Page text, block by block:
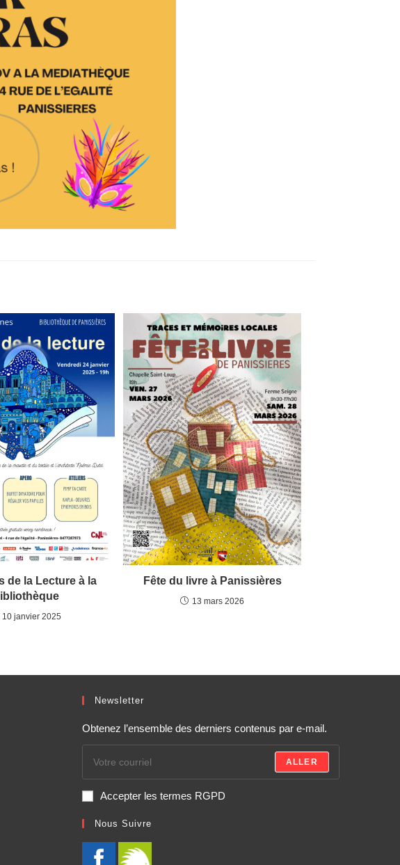
de la Lecture à la
10 janvier 2025
Fête du livre à Panissières
13 mars 2026
Newsletter
Obtenez l’ensemble des derniers contenus par e-mail.
ALLER
Accepter les termes RGPD
Nous Suivre